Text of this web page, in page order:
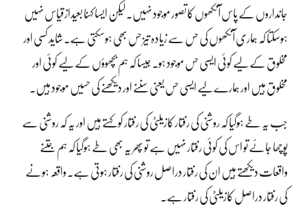
جانداروں کے پاس آنکھوں کا تصور موجود نہیں۔ لیکن ایسا کہنا بعیدازقیاس نہیں
ہوسکتا کہ ہماری آنکھوں کی حس سے زیادہ تیز حس بھی ہوسکتی ہے۔ شاید کسی اور
مخلوق کے لیے کوئی ایسی حس موجود ہو۔ جیسا کہ ہم بچھوؤں کے لیے کوئی اور
مخلوق ہیں اور ہمارے لیے ایسی حس یعنی سننے اور دیکھنے کی حسیں موجود ہیں۔
جب یہ طے ہوگیا کہ روشنی کی رفتار کازیلٹی کی رفتار کو کہتے ہیں اور یہ کہ روشنی سے
پوچھا جائے تو اس کی کوئی رفتار نہیں ہے تو پھر یہ بھی طے ہوگیا کہ ہم جتنے
واقعات دیکھتے ہیں ان کی رفتار دراصل روشنی کی رفتار ہوتی ہے۔ واقعہ ہونے
کی رفتار دراصل کازیلٹی کی رفتار ہے۔